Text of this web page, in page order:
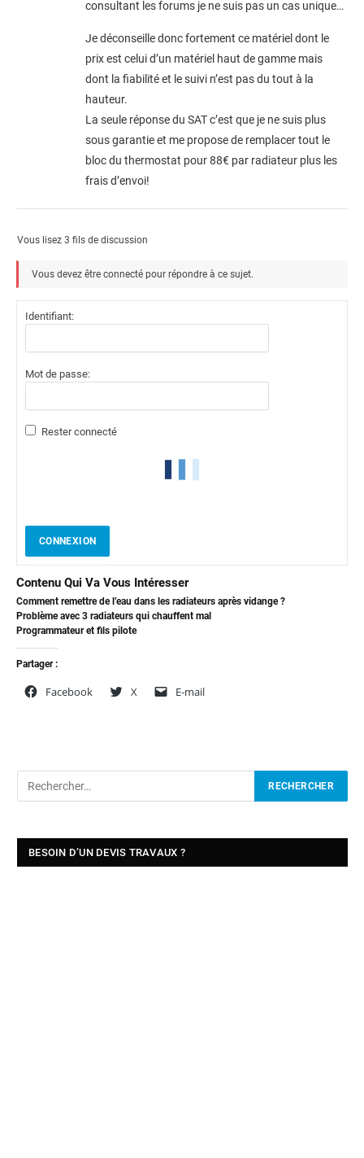
consultant les forums je ne suis pas un cas unique…
Je déconseille donc fortement ce matériel dont le
prix est celui d’un matériel haut de gamme mais
dont la fiabilité et le suivi n’est pas du tout à la
hauteur.
La seule réponse du SAT c’est que je ne suis plus
sous garantie et me propose de remplacer tout le
bloc du thermostat pour 88€ par radiateur plus les
frais d’envoi!
Vous lisez 3 fils de discussion
Vous devez être connecté pour répondre à ce sujet.
Identifiant:
Mot de passe:
Rester connecté
CONNEXION
Contenu Qui Va Vous Intéresser
Comment remettre de l’eau dans les radiateurs après vidange ?
Problème avec 3 radiateurs qui chauffent mal
Programmateur et fils pilote
Partager :
Facebook X E-mail
BESOIN D’UN DEVIS TRAVAUX ?